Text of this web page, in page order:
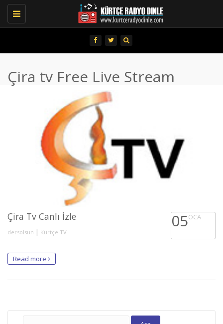
Toggle
navigation
Çira tv Free Live Stream
Çira Tv Canlı İzle
dersolsun | Kürtçe TV
05OCA
Read more
Arama: